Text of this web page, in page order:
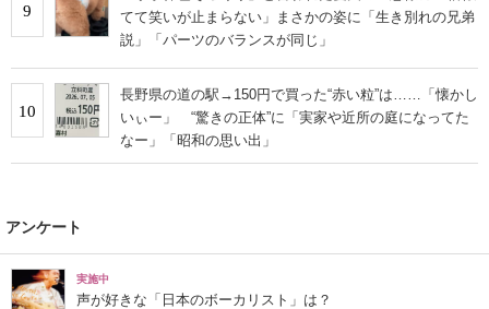
9
てて笑いが止まらない」まさかの姿に「生き別れの兄弟
説」「パーツのバランスが同じ」
10
長野県の道の駅→150円で買った“赤い粒”は……「懐かし
いぃー」 “驚きの正体”に「実家や近所の庭になってた
なー」「昭和の思い出」
アンケート
実施中
声が好きな「日本のボーカリスト」は？